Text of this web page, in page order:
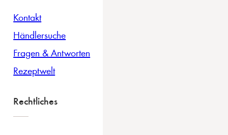
Kontakt
Händlersuche
Fragen & Antworten
Rezeptwelt
Rechtliches